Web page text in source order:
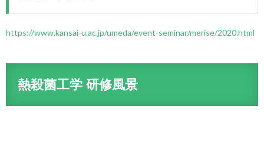
https://www.kansai-u.ac.jp/umeda/event-seminar/merise/2020.html
熱殺菌工学 研修風景